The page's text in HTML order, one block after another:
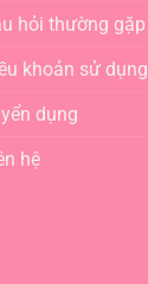
hỏi thường gặp
khoản sử dụng
dụng
hệ